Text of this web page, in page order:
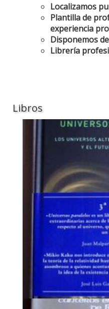
Localizamos
Plantilla de
experiencia
Disponemos
Librería
Libros
Anterior